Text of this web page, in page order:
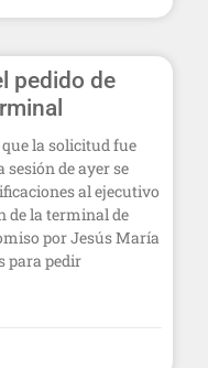
pedido de
la solicitud fue
sesión de ayer se
al ejecutivo
de la terminal de
por Jesús María
para pedir